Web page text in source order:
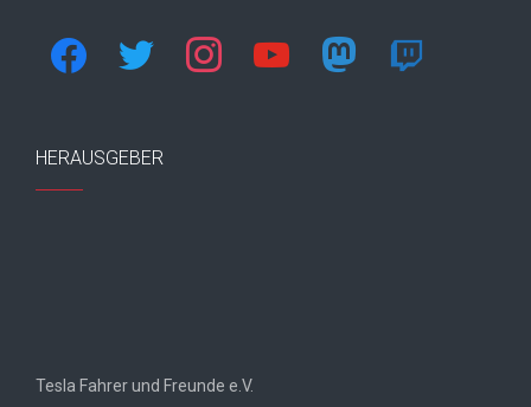
facebook twitter instagram youtube mastodon twitch
HERAUSGEBER
Tesla Fahrer und Freunde e.V.